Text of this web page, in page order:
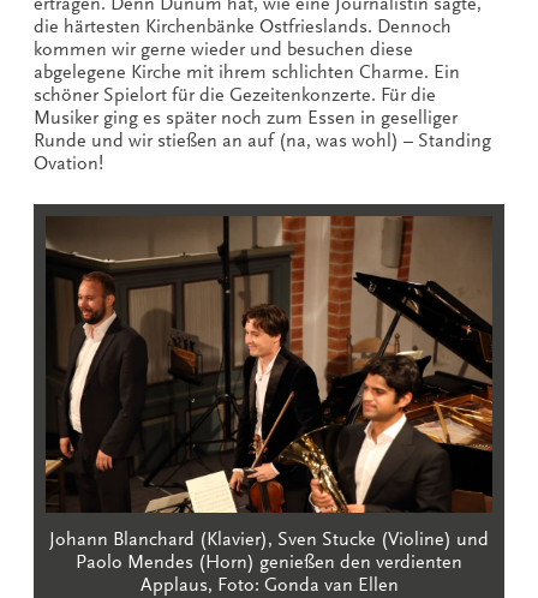
die härtesten Kirchenbänke Ostfrieslands. Dennoch
kommen wir gerne wieder und besuchen diese
abgelegene Kirche mit ihrem schlichten Charme. Ein
schöner Spielort für die Gezeitenkonzerte. Für die
Musiker ging es später noch zum Essen in geselliger
Runde und wir stießen an auf (na, was wohl) – Standing
Ovation!
Johann Blanchard (Klavier), Sven Stucke (Violine) und
Paolo Mendes (Horn) genießen den verdienten
Applaus, Foto: Gonda van Ellen